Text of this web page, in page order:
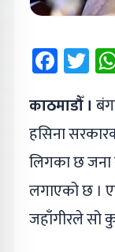
काठमाडौँ ।
हसिना
लिगका छ जना
लगाएको छ ।
जहाँगीरले सो